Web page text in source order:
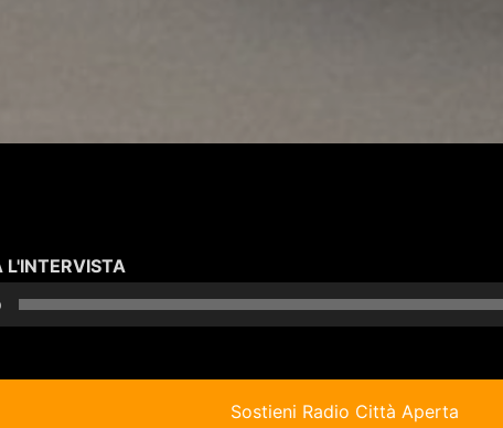
L'INTERVISTAAudio
Player
Sostieni Radio Città Aperta